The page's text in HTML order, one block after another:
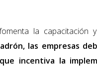
la capacitación
las empresas
incentiva la